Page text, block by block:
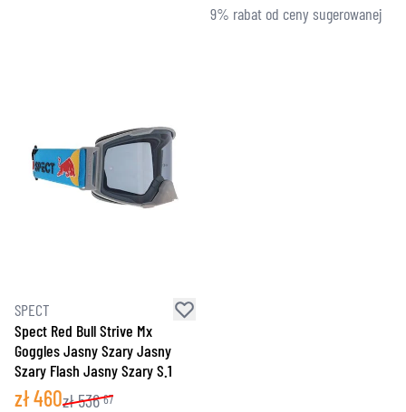
9% rabat od ceny sugerowanej
SPECT
Spect Red Bull Strive Mx
Goggles Jasny Szary Jasny
Szary Flash Jasny Szary S.1
zł460zł536 67